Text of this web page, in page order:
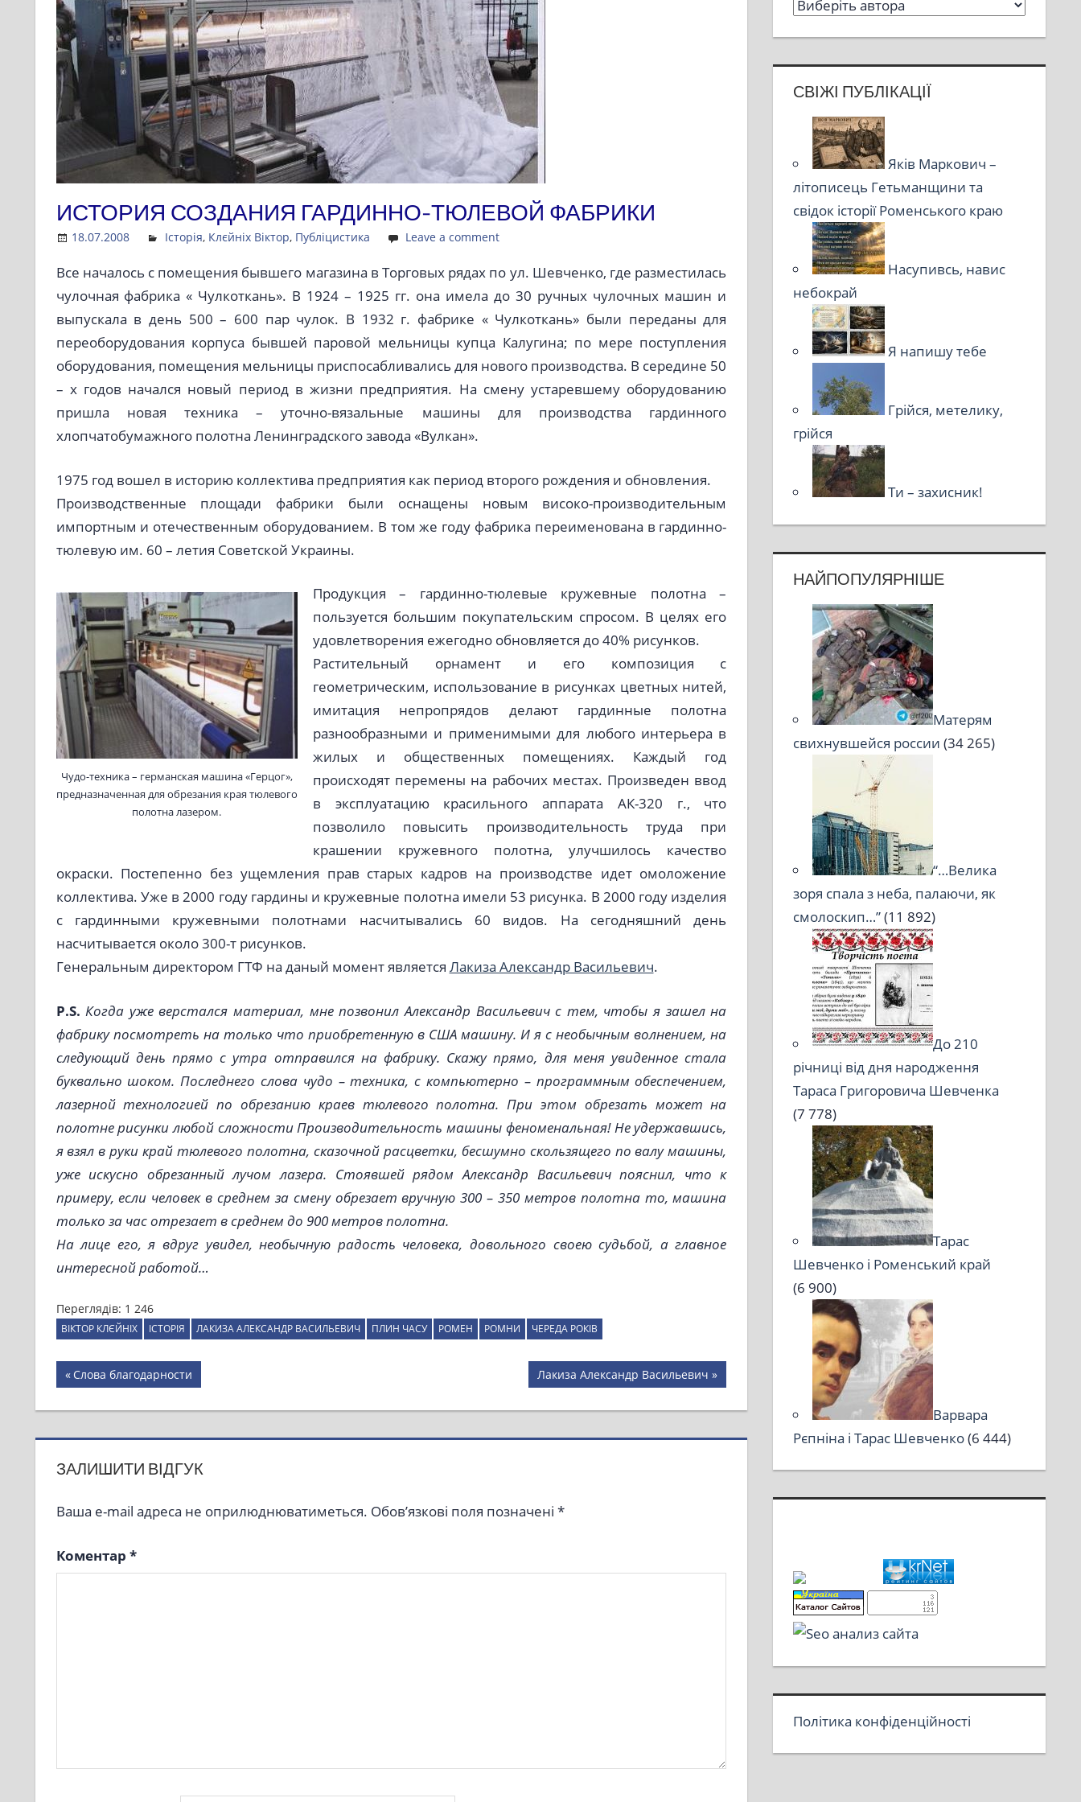
ИСТОРИЯ СОЗДАНИЯ ГАРДИННО-ТЮЛЕВОЙ ФАБРИКИ
18.07.2008 Admin
Історія, Клєйніх Віктор, Публіцистика Leave a comment
Все началось с помещения бывшего магазина в Торговых рядах по ул. Шевченко, где разместилась
чулочная фабрика « Чулкоткань». В 1924 – 1925 гг. она имела до 30 ручных чулочных машин и
выпускала в день 500 – 600 пар чулок. В 1932 г. фабрике « Чулкоткань» были переданы для
переоборудования корпуса бывшей паровой мельницы купца Калугина; по мере поступления
оборудования, помещения мельницы приспосабливались для нового производства. В середине 50
– х годов начался новый период в жизни предприятия. На смену устаревшему оборудованию
пришла новая техника – уточно-вязальные машины для производства гардинного
хлопчатобумажного полотна Ленинградского завода «Вулкан».
1975 год вошел в историю коллектива предприятия как период второго рождения и обновления.
Производственные площади фабрики были оснащены новым високо-производительным
импортным и отечественным оборудованием. В том же году фабрика переименована в гардинно-
тюлевую им. 60 – летия Советской Украины.
Чудо-техника – германская машина «Герцог»,
предназначенная для обрезания края тюлевого
полотна лазером.
Продукция – гардинно-тюлевые кружевные полотна –
пользуется большим покупательским спросом. В целях его
удовлетворения ежегодно обновляется до 40% рисунков.
Растительный орнамент и его композиция с
геометрическим, использование в рисунках цветных нитей,
имитация непропрядов делают гардинные полотна
разнообразными и применимыми для любого интерьера в
жилых и общественных помещениях. Каждый год
происходят перемены на рабочих местах. Произведен ввод
в эксплуатацию красильного аппарата АК-320 г., что
позволило повысить производительность труда при
крашении кружевного полотна, улучшилось качество
окраски. Постепенно без ущемления прав старых кадров на производстве идет омоложение
коллектива. Уже в 2000 году гардины и кружевные полотна имели 53 рисунка. В 2000 году изделия
с гардинными кружевными полотнами насчитывались 60 видов. На сегодняшний день
насчитывается около 300-т рисунков.
Генеральным директором ГТФ на даный момент является Лакиза Александр Васильевич.
P.S. Когда уже верстался материал, мне позвонил Александр Васильевич с тем, чтобы я зашел на
фабрику посмотреть на только что приобретенную в США машину. И я с необычным волнением, на
следующий день прямо с утра отправился на фабрику. Скажу прямо, для меня увиденное стала
буквально шоком. Последнего слова чудо – техника, с компьютерно – программным обеспечением,
лазерной технологией по обрезанию краев тюлевого полотна. При этом обрезать может на
полотне рисунки любой сложности Производительность машины феноменальная! Не удержавшись,
я взял в руки край тюлевого полотна, сказочной расцветки, бесшумно скользящего по валу машины,
уже искусно обрезанный лучом лазера. Стоявшей рядом Александр Васильевич пояснил, что к
примеру, если человек в среднем за смену обрезает вручную 300 – 350 метров полотна то, машина
только за час отрезает в среднем до 900 метров полотна.
На лице его, я вдруг увидел, необычную радость человека, довольного своею судьбой, а главное
интересной работой…
Переглядів: 1 246
ВІКТОР КЛЄЙНІХ ІСТОРІЯ ЛАКИЗА АЛЕКСАНДР ВАСИЛЬЕВИЧ ПЛИН ЧАСУ РОМЕН РОМНИ ЧЕРЕДА РОКІВ
Навігація
записів
Previous
Post:
Слова благодарности
Next
Post:
Лакиза Александр Васильевич
ЗАЛИШИТИ ВІДГУК
Ваша e-mail адреса не оприлюднюватиметься. Обов’язкові поля позначені *
Коментар *
СВІЖІ ПУБЛІКАЦІЇ
Яків Маркович –
літописець Гетьманщини та
свідок історії Роменського краю
Насупивсь, навис
небокрай
Я напишу тебе
Грійся, метелику,
грійся
Ти – захисник!
НАЙПОПУЛЯРНІШЕ
Матерям
свихнувшейся россии (34 265)
“…Велика
зоря спала з неба, палаючи, як
смолоскип…”(11 892)
До 210
річниці від дня народження
Тараса Григоровича Шевченка
(7 778)
Тарас
Шевченко і Роменський край
(6 900)
Варвара
Рєпніна і Тарас Шевченко(6 444)
Політика конфіденційності